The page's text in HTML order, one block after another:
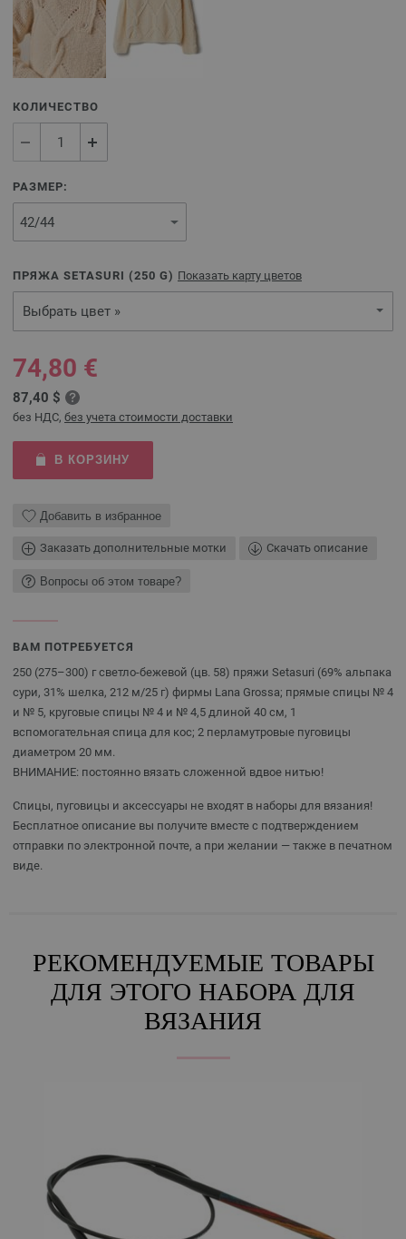
КОЛИЧЕСТВО
РАЗМЕР:
ПРЯЖА SETASURI (250 G) Показать карту цветов
Выбрать цвет »
74,80 €
87,40 $
без НДС, без учета стоимости доставки
В КОРЗИНУ
Добавить в избранное
Заказать дополнительные мотки Скачать описание
Вопросы об этом товаре?
ВАМ ПОТРЕБУЕТСЯ
250 (275–300) г светло-бежевой (цв. 58) пряжи Setasuri (69% альпака
сури, 31% шелка, 212 м/25 г) фирмы Lana Grossa; прямые спицы № 4
и № 5, круговые спицы № 4 и № 4,5 длиной 40 см, 1
вспомогательная спица для кос; 2 перламутровые пуговицы
диаметром 20 мм.
ВНИМАНИЕ: постоянно вязать сложенной вдвое нитью!
Спицы, пуговицы и аксессуары не входят в наборы для вязания!
Бесплатное описание вы получите вместе с подтверждением
отправки по электронной почте, а при желании — также в печатном
виде.
РЕКОМЕНДУЕМЫЕ ТОВАРЫ
ДЛЯ ЭТОГО НАБОРА ДЛЯ
ВЯЗАНИЯ